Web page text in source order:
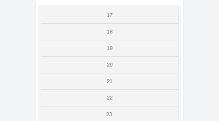
17
18
19
20
21
22
23